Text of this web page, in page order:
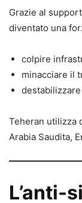
Grazie al
diventato una
colpire
minacciare il
Teheran utilizza
Arabia Saudita,
L’anti-